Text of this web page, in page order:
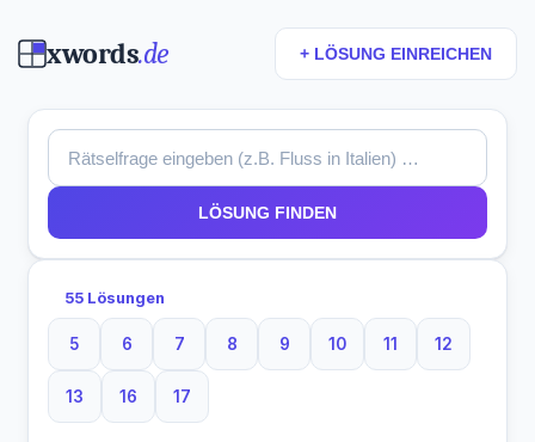
xwords.de + LÖSUNG EINREICHEN
LÖSUNG FINDEN
55 Lösungen
5
5 Buchstaben
6
6 Buchstaben
7
7 Buchstaben
8
8 Buchstaben
9
9 Buchstaben
10
10 Buchstaben
11
11 Buchstaben
12
12
13
13 Buchstaben
16
16 Buchstaben
17
17 Buchstaben